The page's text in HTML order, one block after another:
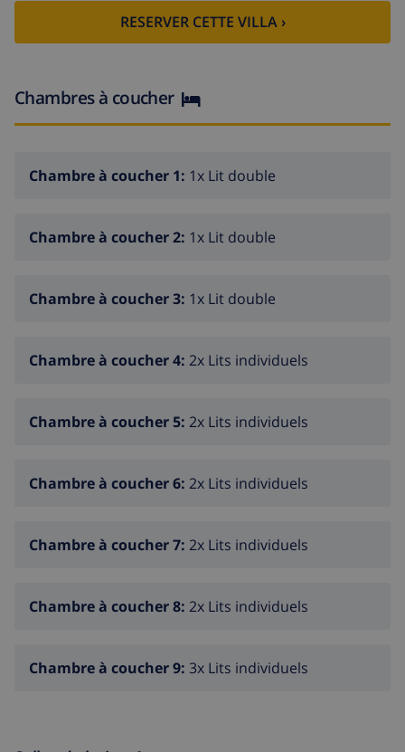
commodités, shopping, bars, restaurants. De plus,
RESERVER CETTE VILLA ›
Chambres à coucher
Chambre à coucher 1: 1x Lit double
Chambre à coucher 2: 1x Lit double
Chambre à coucher 3: 1x Lit double
Chambre à coucher 4: 2x Lits individuels
Chambre à coucher 5: 2x Lits individuels
Chambre à coucher 6: 2x Lits individuels
Chambre à coucher 7: 2x Lits individuels
Chambre à coucher 8: 2x Lits individuels
Chambre à coucher 9: 3x Lits individuels